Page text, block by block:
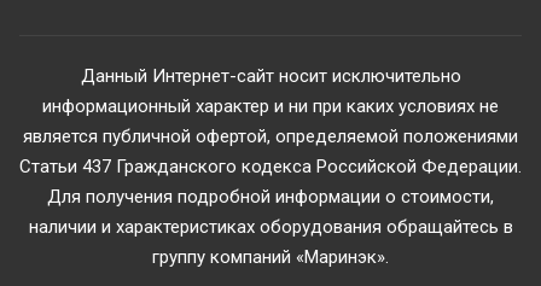
Данный Интернет-сайт носит исключительно
информационный характер и ни при каких условиях не
является публичной офертой, определяемой положениями
Статьи 437 Гражданского кодекса Российской Федерации.
Для получения подробной информации о стоимости,
наличии и характеристиках оборудования обращайтесь в
группу компаний «Маринэк».